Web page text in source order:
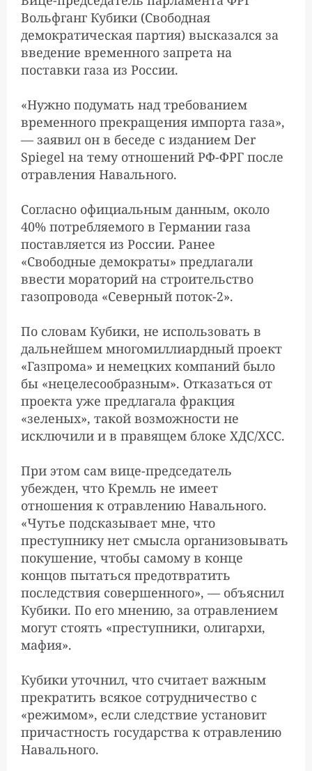
Вольфганг Кубики (Свободная
демократическая партия) высказался за
введение временного запрета на
поставки газа из России.
«Нужно подумать над требованием
временного прекращения импорта газа»,
— заявил он в беседе с изданием Der
Spiegel на тему отношений РФ-ФРГ после
отравления Навального.
Согласно официальным данным, около
40% потребляемого в Германии газа
поставляется из России. Ранее
«Свободные демократы» предлагали
ввести мораторий на строительство
газопровода «Северный поток-2».
По словам Кубики, не использовать в
дальнейшем многомиллиардный проект
«Газпрома» и немецких компаний было
бы «нецелесообразным». Отказаться от
проекта уже предлагала фракция
«зеленых», такой возможности не
исключили и в правящем блоке ХДС/ХСС.
При этом сам вице-председатель
убежден, что Кремль не имеет
отношения к отравлению Навального.
«Чутье подсказывает мне, что
преступнику нет смысла организовывать
покушение, чтобы самому в конце
концов пытаться предотвратить
последствия совершенного», — объяснил
Кубики. По его мнению, за отравлением
могут стоять «преступники, олигархи,
мафия».
Кубики уточнил, что считает важным
прекратить всякое сотрудничество с
«режимом», если следствие установит
причастность государства к отравлению
Навального.